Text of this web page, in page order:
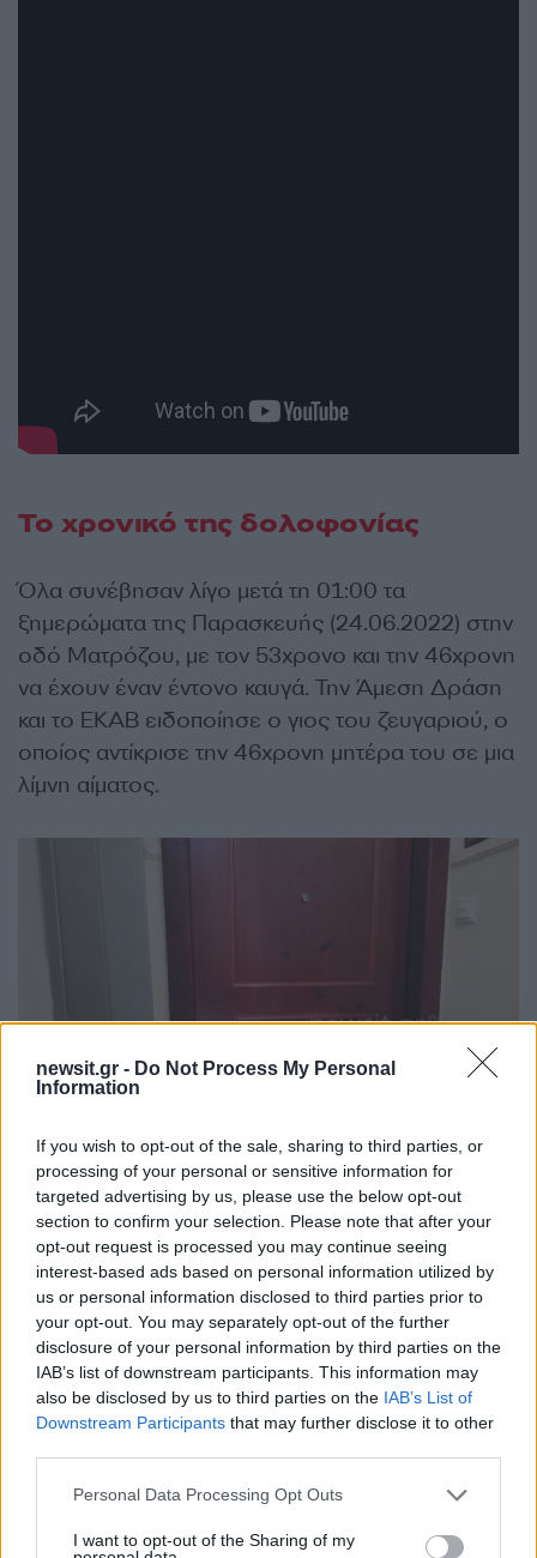
newsit.gr - Do Not Process My Personal
Information
If you wish to opt-out of the sale, sharing to third parties, or
processing of your personal or sensitive information for
targeted advertising by us, please use the below opt-out
section to confirm your selection. Please note that after your
opt-out request is processed you may continue seeing
interest-based ads based on personal information utilized by
us or personal information disclosed to third parties prior to
your opt-out. You may separately opt-out of the further
disclosure of your personal information by third parties on the
IAB’s list of downstream participants. This information may
also be disclosed by us to third parties on the IAB’s List of
Downstream Participants that may further disclose it to other
Please note that this website/app uses one or more Google
not limited to your visit or usage behaviour. You may click to
Personal Data Processing Opt Outs
I want to opt-out of the Sharing of my
Το χρονικό της δολοφονίας
Όλα συνέβησαν λίγο μετά τη 01:00 τα
ξημερώματα της Παρασκευής (24.06.2022) στην
οδό Ματρόζου, με τον 53χρονο και την 46χρονη
να έχουν έναν έντονο καυγά. Την Άμεση Δράση
και το ΕΚΑΒ ειδοποίησε ο γιος του ζευγαριού, ο
οποίος αντίκρισε την 46χρονη μητέρα του σε μια
λίμνη αίματος.
Πληροφορίες μάλιστα αναφέρουν ότι
ενδεχομένως πρόκειται για περιστατικό
ενδοοικογενειακής βίας, ενώ ο 53χρονος
φερόμενος ως συζυγοκτόνος αρχικά είχε
διαφύγει από το σπίτι και τον αναζητούσαν οι
Αρχές.